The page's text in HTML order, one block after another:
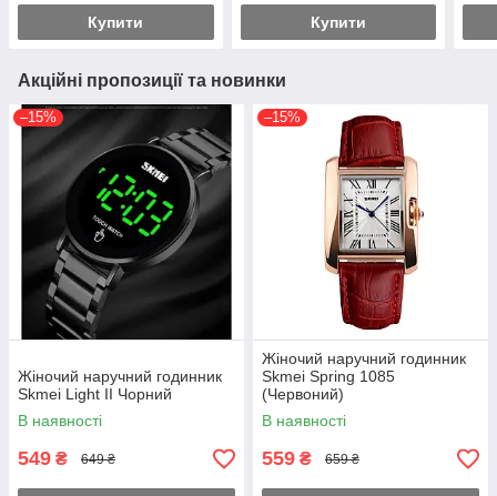
Купити Купити
Акційні пропозиції та новинки
–15%
Жіночий наручний годинник
Skmei Light II Чорний
В наявності
549 ₴ 649 ₴
–15%
Жіночий наручний годинник
Skmei Spring 1085
(Червоний)
В наявності
559 ₴ 659 ₴